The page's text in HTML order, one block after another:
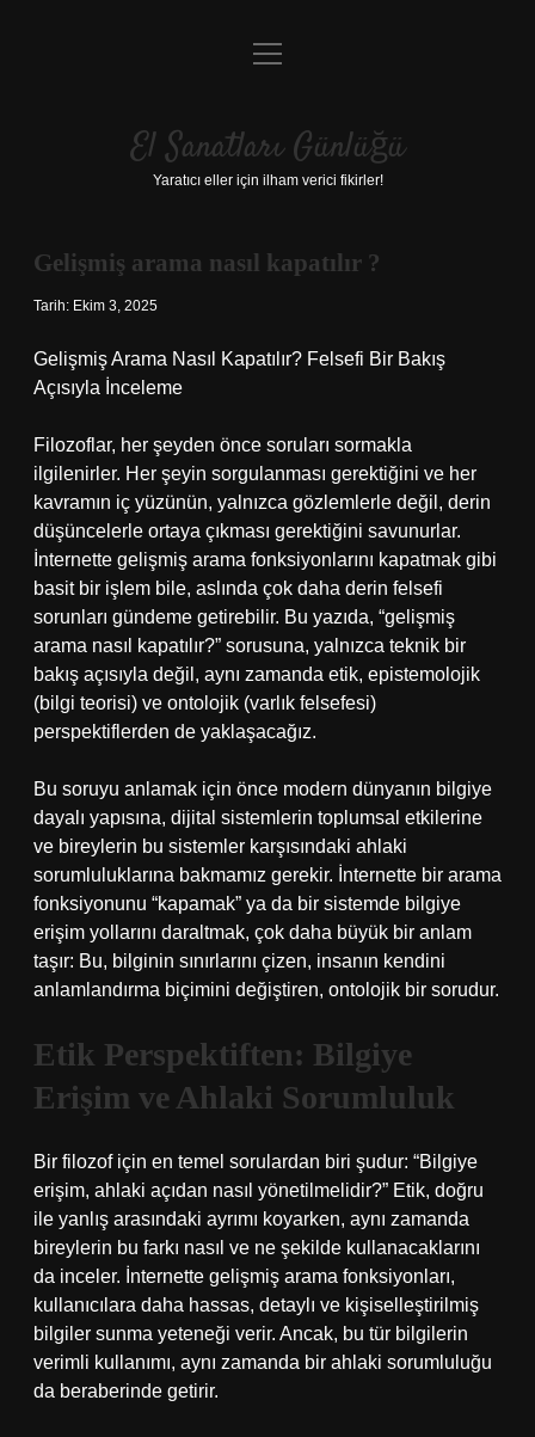
Anasayfa
Yasal Uyarı
menüyü
El Sanatları Günlüğü
Yaratıcı eller için ilham verici fikirler!
Gelişmiş arama nasıl kapatılır ?
Tarih: Ekim 3, 2025
Gelişmiş Arama Nasıl Kapatılır? Felsefi Bir Bakış
Açısıyla İnceleme
Filozoflar, her şeyden önce soruları sormakla
ilgilenirler. Her şeyin sorgulanması gerektiğini ve her
kavramın iç yüzünün, yalnızca gözlemlerle değil, derin
düşüncelerle ortaya çıkması gerektiğini savunurlar.
İnternette gelişmiş arama fonksiyonlarını kapatmak gibi
basit bir işlem bile, aslında çok daha derin felsefi
sorunları gündeme getirebilir. Bu yazıda, “gelişmiş
arama nasıl kapatılır?” sorusuna, yalnızca teknik bir
bakış açısıyla değil, aynı zamanda etik, epistemolojik
(bilgi teorisi) ve ontolojik (varlık felsefesi)
perspektiflerden de yaklaşacağız.
Bu soruyu anlamak için önce modern dünyanın bilgiye
dayalı yapısına, dijital sistemlerin toplumsal etkilerine
ve bireylerin bu sistemler karşısındaki ahlaki
sorumluluklarına bakmamız gerekir. İnternette bir arama
fonksiyonunu “kapamak” ya da bir sistemde bilgiye
erişim yollarını daraltmak, çok daha büyük bir anlam
taşır: Bu, bilginin sınırlarını çizen, insanın kendini
anlamlandırma biçimini değiştiren, ontolojik bir sorudur.
Etik Perspektiften: Bilgiye
Erişim ve Ahlaki Sorumluluk
Bir filozof için en temel sorulardan biri şudur: “Bilgiye
erişim, ahlaki açıdan nasıl yönetilmelidir?” Etik, doğru
ile yanlış arasındaki ayrımı koyarken, aynı zamanda
bireylerin bu farkı nasıl ve ne şekilde kullanacaklarını
da inceler. İnternette gelişmiş arama fonksiyonları,
kullanıcılara daha hassas, detaylı ve kişiselleştirilmiş
bilgiler sunma yeteneği verir. Ancak, bu tür bilgilerin
verimli kullanımı, aynı zamanda bir ahlaki sorumluluğu
da beraberinde getirir.